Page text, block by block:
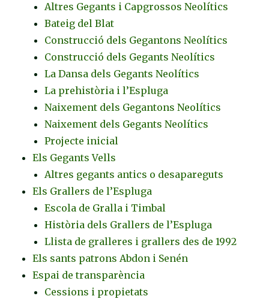
Altres Gegants i Capgrossos Neolítics
Bateig del Blat
Construcció dels Gegantons Neolítics
Construcció dels Gegants Neolítics
La Dansa dels Gegants Neolítics
La prehistòria i l’Espluga
Naixement dels Gegantons Neolítics
Naixement dels Gegants Neolítics
Projecte inicial
Els Gegants Vells
Altres gegants antics o desapareguts
Els Grallers de l’Espluga
Escola de Gralla i Timbal
Història dels Grallers de l’Espluga
Llista de gralleres i grallers des de 1992
Els sants patrons Abdon i Senén
Espai de transparència
Cessions i propietats